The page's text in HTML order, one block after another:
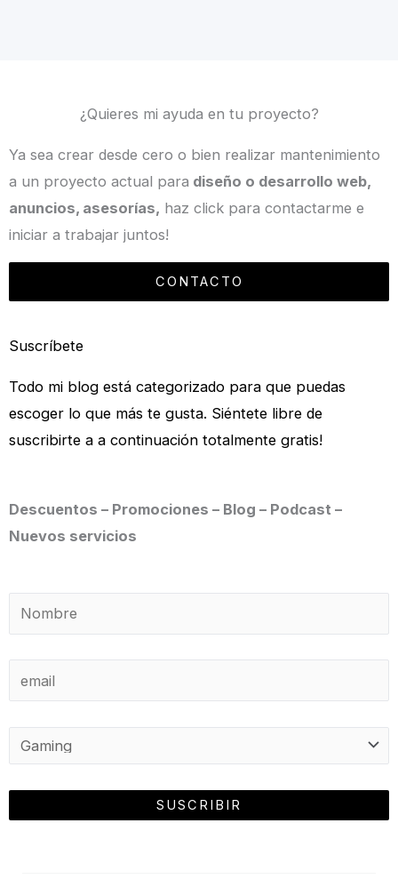
¿Quieres mi ayuda en tu proyecto?
Ya sea crear desde cero o bien realizar mantenimiento
a un proyecto actual para diseño o desarrollo web,
anuncios, asesorías, haz click para contactarme e
iniciar a trabajar juntos!
CONTACTO
Suscríbete
Todo mi blog está categorizado para que puedas
escoger lo que más te gusta. Siéntete libre de
suscribirte a a continuación totalmente gratis!
Descuentos – Promociones – Blog – Podcast –
Nuevos servicios